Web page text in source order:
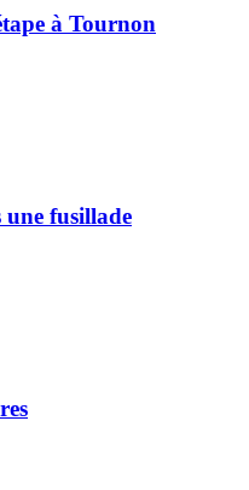
à Tournon
une fusillade